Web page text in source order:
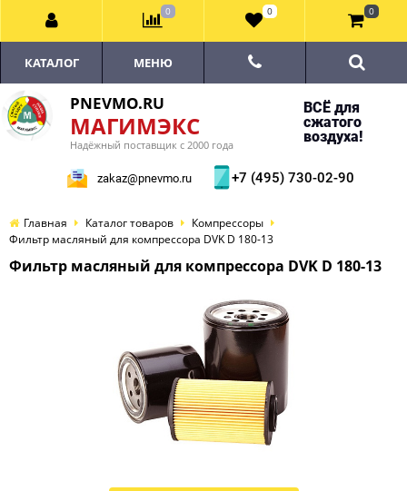
PNEVMO.RU
МАГИМЭКС
Надёжный поставщик с 2000 года
ВСЁ для
сжатого
воздуха!
zakaz@pnevmo.ru +7 (495) 730-02-90
КАТАЛОГ МЕНЮ
Главная Каталог товаров
Компрессоры
Фильтр масляный для компрессора DVK D 180-13
Фильтр масляный для компрессора DVK D 180-13
0 0 0